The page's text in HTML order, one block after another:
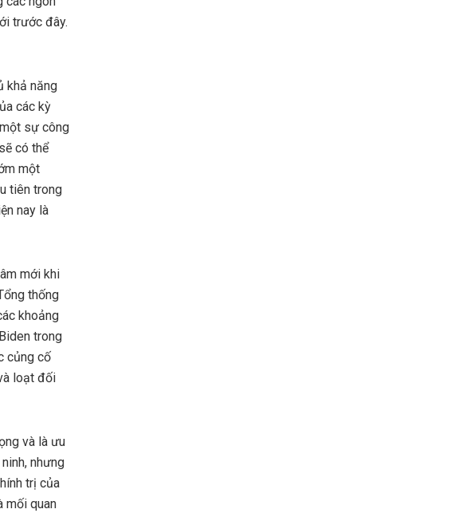
trước đây.
khả năng
các kỳ
sự công
có thể
một
tiên trong
nay là
mới khi
thống
khoảng
trong
củng cố
loạt đối
và là ưu
nhưng
trị của
mối quan